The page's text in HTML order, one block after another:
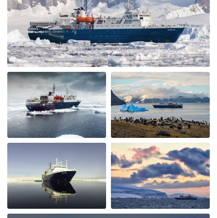
Wonderful landscape
durch Cornelia Kolar Die Arktis
The animal and landscape sceneries we're great nur the
chinese guests being noisy and chaotic was very
disappointing, annoying and shocking to me.they
didn't respect nature and I hardly could enjoy the
silence of the Arctic as advertised. The food and crew
was adorable.
Spitzbergen intensiv
durch SIBYLLE CLAUDIA HENNY RAKESEDER Die Arktis
Eine eindrückliche Reise, tolle Natur & Tierwelt. Das
Expeditionsteam ist hervorragend und verfügt über ein